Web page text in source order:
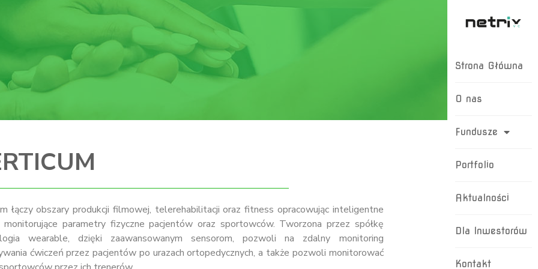
łączy obszary produkcji filmowej, telerehabilitacji oraz fitness opracowując inteligentne
monitorujące parametry fizyczne pacjentów oraz sportowców. Tworzona przez spółkę
wearable, dzięki zaawansowanym sensorom, pozwoli na zdalny monitoring
ćwiczeń przez pacjentów po urazach ortopedycznych, a także pozwoli monitorować
Strona Główna
O nas
Fundusze
Portfolio
Aktualności
Dla Inwestorów
Kontakt